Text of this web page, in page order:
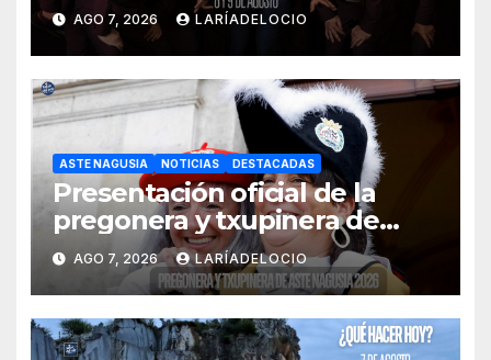
AGO 7, 2026 LARÍADELOCIO
ASTE NAGUSIA NOTICIAS DESTACADAS
Presentación oficial de la
pregonera y txupinera de
Aste Nagusia 2026
AGO 7, 2026 LARÍADELOCIO